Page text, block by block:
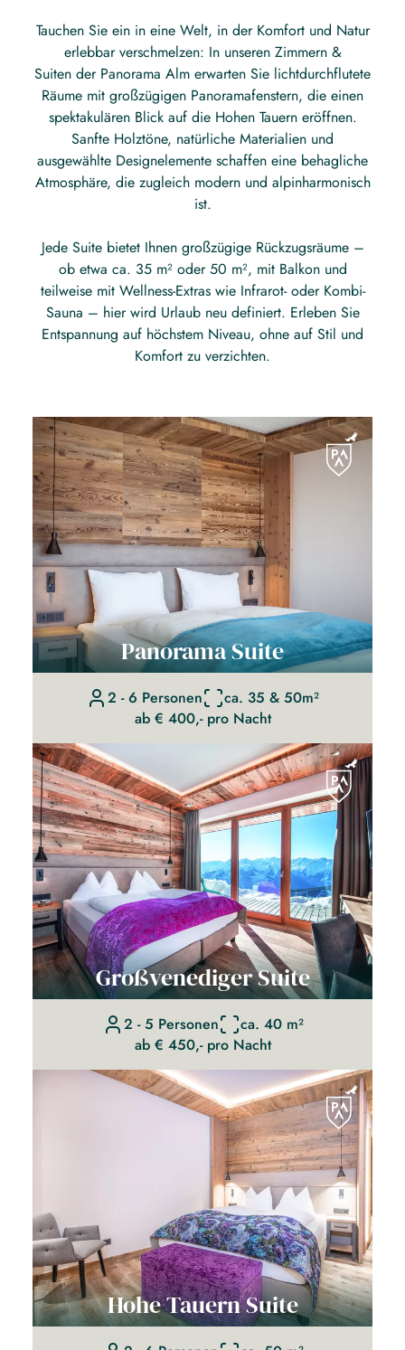
Tauchen Sie ein in eine Welt, in der Komfort und Natur
erlebbar verschmelzen: In unseren Zimmern &
Suiten der Panorama Alm erwarten Sie lichtdurchflutete
Räume mit großzügigen Panoramafenstern, die einen
spektakulären Blick auf die Hohen Tauern eröffnen.
Sanfte Holztöne, natürliche Materialien und
ausgewählte Designelemente schaffen eine behagliche
Atmosphäre, die zugleich modern und alpinharmonisch
ist.
Jede Suite bietet Ihnen großzügige Rückzugsräume –
ob etwa ca. 35 m² oder 50 m², mit Balkon und
teilweise mit Wellness-Extras wie Infrarot- oder Kombi-
Sauna – hier wird Urlaub neu definiert. Erleben Sie
Entspannung auf höchstem Niveau, ohne auf Stil und
Komfort zu verzichten.
Panorama Suite
2 - 6 Personen
ca. 35 & 50m²
ab € 400,- pro Nacht
Großvenediger Suite
2 - 5 Personen
ca. 40 m²
ab € 450,- pro Nacht
Hohe Tauern Suite